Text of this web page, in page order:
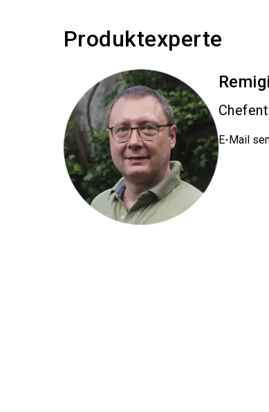
Produktexperte
E-Mail